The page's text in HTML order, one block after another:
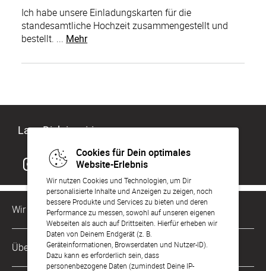
Cookies für Dein optimales
Website-Erlebnis
Wir nutzen Cookies und Technologien, um Dir
personalisierte Inhalte und Anzeigen zu zeigen, noch
bessere Produkte und Services zu bieten und deren
Performance zu messen, sowohl auf unseren eigenen
Webseiten als auch auf Drittseiten. Hierfür erheben wir
Daten von Deinem Endgerät (z. B.
Geräteinformationen, Browserdaten und Nutzer-ID).
Dazu kann es erforderlich sein, dass
personenbezogene Daten (zumindest Deine IP-
Ich habe unsere Einladungskarten für die
standesamtliche Hochzeit zusammengestellt und
bestellt. ... Mehr
Lass Dich inspirieren
Wir sind für Dich da
Kundenservice-Hotline
0221 956 725 10
Mo. - Fr. von 9 bis 17 Uhr
Über Uns